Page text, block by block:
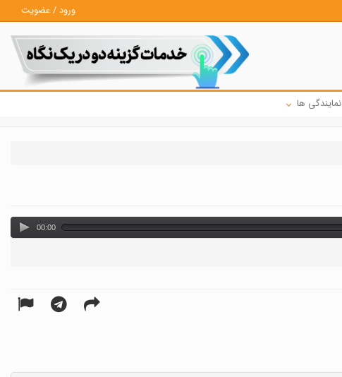
ورود / عضویت
نمایندگی ها
00:00